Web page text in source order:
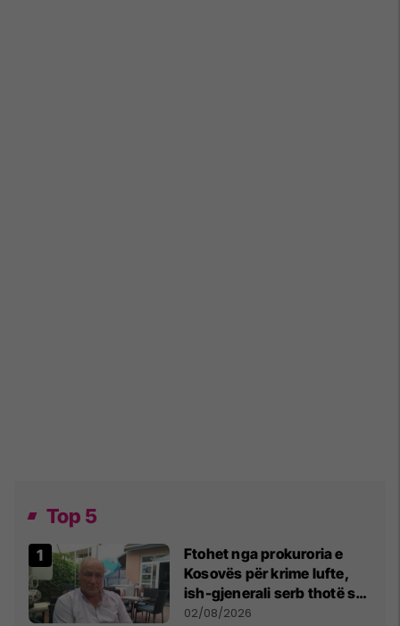
Top 5
Ftohet nga prokuroria e
Kosovës për krime lufte,
ish-gjenerali serb thotë se
dikush e tradhtoi në
02/08/2026